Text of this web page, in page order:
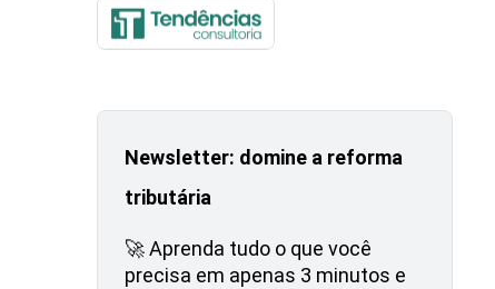
Newsletter: domine a reforma
tributária
🚀 Aprenda tudo o que você
precisa em apenas 3 minutos e